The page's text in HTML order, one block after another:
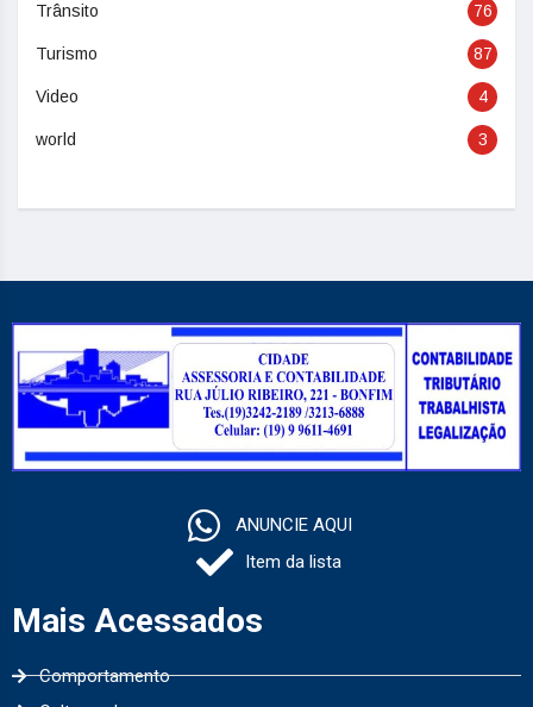
Trânsito 76
Turismo 87
Video 4
world 3
ANUNCIE AQUI
Item da lista
Mais Acessados
Comportamento